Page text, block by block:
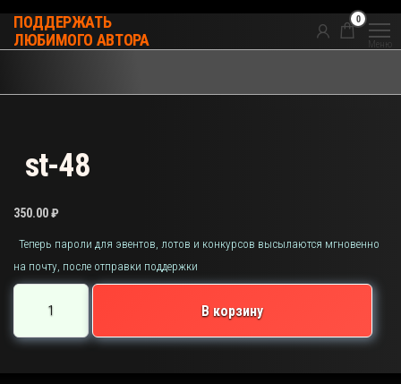
ПОДДЕРЖАТЬ
ЛЮБИМОГО АВТОРА
0
Меню
st-48
350.00₽
Теперь пароли для эвентов, лотов и конкурсов высылаются мгновенно
на почту, после отправки поддержки
товара
st-
В корзину